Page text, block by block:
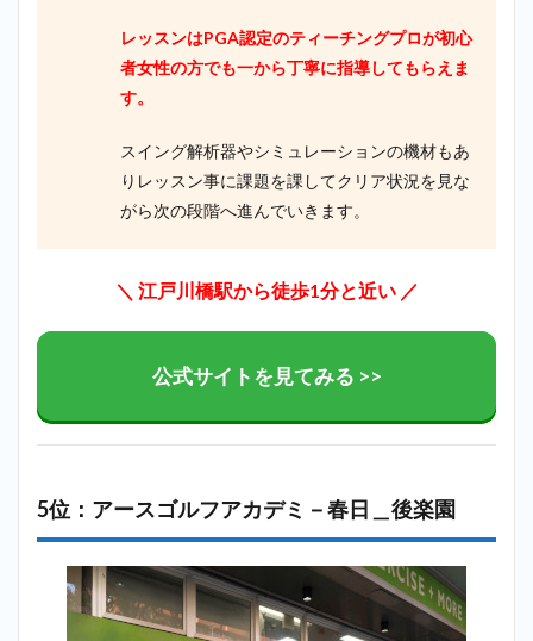
レッスンはPGA認定のティーチングプロが初心
者女性の方でも一から丁寧に指導してもらえま
す。
スイング解析器やシミュレーションの機材もあ
りレッスン事に課題を課してクリア状況を見な
がら次の段階へ進んでいきます。
＼ 江戸川橋駅から徒歩1分と近い／
公式サイトを見てみる >>
5位：アースゴルフアカデミ－春日＿後楽園